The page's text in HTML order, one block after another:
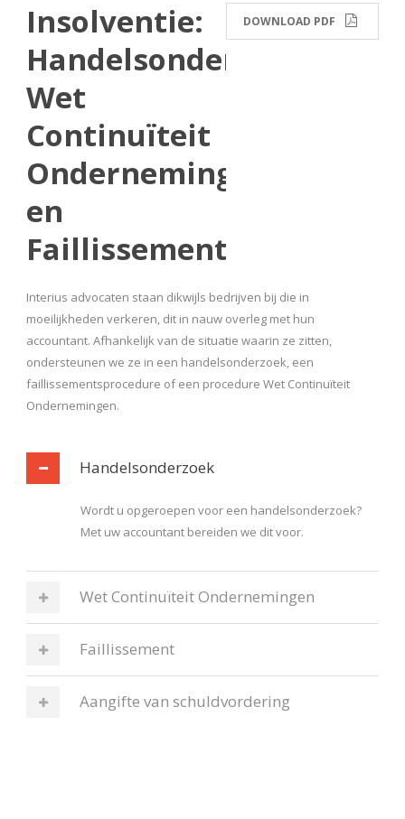
DOWNLOAD PDF
Insolventie:
Handelsonderzoek,
Wet
Continuïteit
Ondernemingen
en
Faillissement
Interius advocaten staan dikwijls bedrijven bij die in
moeilijkheden verkeren, dit in nauw overleg met hun
accountant. Afhankelijk van de situatie waarin ze zitten,
ondersteunen we ze in een handelsonderzoek, een
faillissementsprocedure of een procedure Wet Continuïteit
Ondernemingen.
Handelsonderzoek
Wordt u opgeroepen voor een handelsonderzoek?
Met uw accountant bereiden we dit voor.
Wet Continuïteit Ondernemingen
Faillissement
Aangifte van schuldvordering